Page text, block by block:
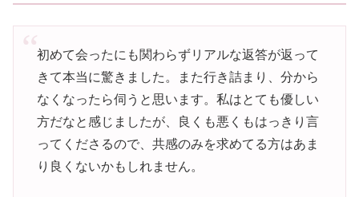
初めて会ったにも関わらずリアルな返答が返って
きて本当に驚きました。また行き詰まり、分から
なくなったら伺うと思います。私はとても優しい
方だなと感じましたが、良くも悪くもはっきり言
ってくださるので、共感のみを求めてる方はあま
り良くないかもしれません。